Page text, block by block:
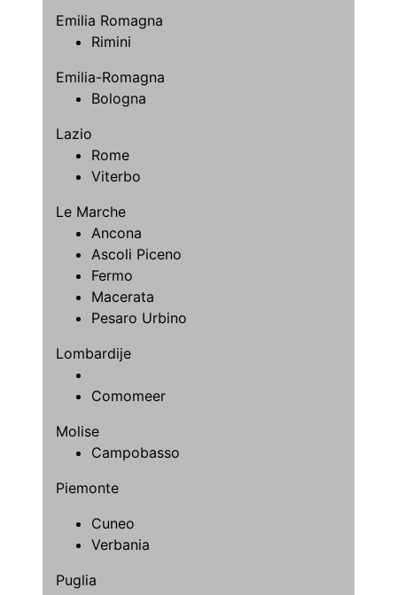
Emilia Romagna
Rimini
Emilia-Romagna
Bologna
Lazio
Rome
Viterbo
Le Marche
Ancona
Ascoli Piceno
Fermo
Macerata
Pesaro Urbino
Lombardije
Comomeer
Molise
Campobasso
Piemonte
Cuneo
Verbania
Puglia